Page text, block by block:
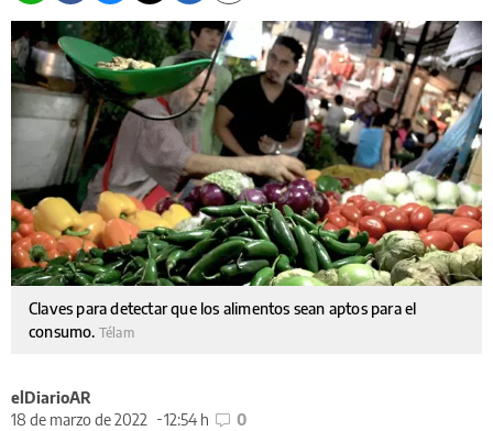
Claves para detectar que los alimentos sean aptos para el
consumo. Télam
elDiarioAR
18 de marzo de 2022
12:54 h 0